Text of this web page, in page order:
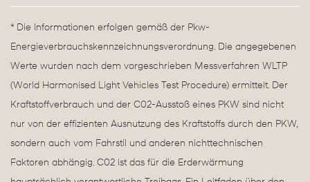
* Die Informationen erfolgen gemäß der Pkw-
Energieverbrauchskennzeichnungsverordnung. Die angegebenen
Werte wurden nach dem vorgeschrieben Messverfahren WLTP
(World Harmonised Light Vehicles Test Procedure) ermittelt. Der
Kraftstoffverbrauch und der C02-Ausstoß eines PKW sind nicht
nur von der effizienten Ausnutzung des Kraftstoffs durch den PKW,
sondern auch vom Fahrstil und anderen nichttechnischen
Faktoren abhängig. C02 ist das für die Erderwärmung